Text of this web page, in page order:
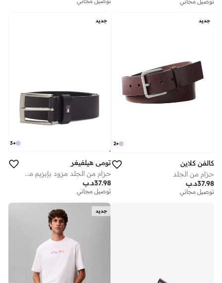
جديد
+
2
كالفن كلاين
حزام من الجلد
د.ب37.98
توصيل مجاني
جديد
+
3
تومي هيلفيغر
حزام من الجلد مزود بإبزيم مربع الشكل
د.ب37.98
توصيل مجاني
جديد